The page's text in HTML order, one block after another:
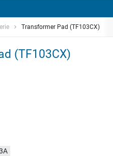
Transformer Pad (TF103CX)
(TF103CX)